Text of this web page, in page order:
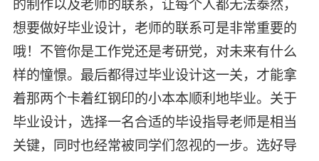
的制作以及老师的联系，让每个人都无法泰然，
想要做好毕业设计，老师的联系可是非常重要的
哦！不管你是工作党还是考研党，对未来有什么
样的憧憬。最后都得过毕业设计这一关，才能拿
着那两个卡着红钢印的小本本顺利地毕业。关于
毕业设计，选择一名合适的毕设指导老师是相当
关键，同时也经常被同学们忽视的一步。选好导